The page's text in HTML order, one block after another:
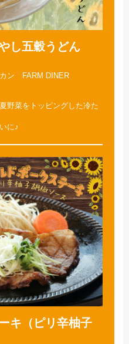
し五穀うどん
ン FARM DINER
野菜をトッピングした冷た
に♪
キ（ピリ辛柚子